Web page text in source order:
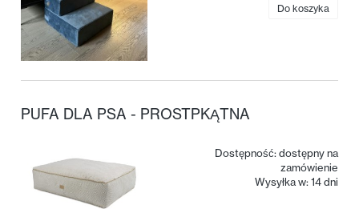
Do koszyka
PUFA DLA PSA - PROSTPKĄTNA
Dostępność:dostępny na
zamówienie
Wysyłka w:14 dni